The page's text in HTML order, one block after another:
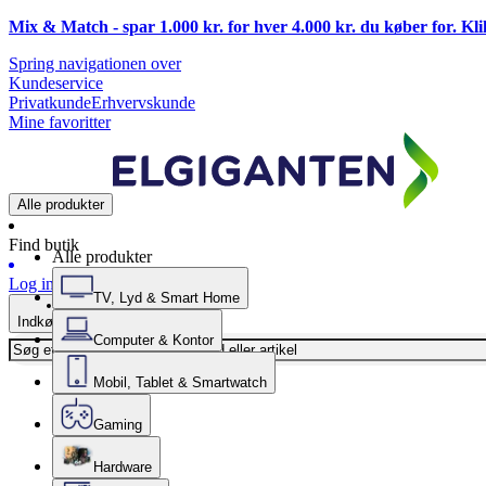
Mix & Match - spar 1.000 kr. for hver 4.000 kr. du køber for.
Spring navigationen over
Kundeservice
PrivatkundeErhvervskunde
Mine favoritter
Alle produkter
Find butik
Log ind
Indkøbskurv
Alle produkter
TV, Lyd & Smart Home
Computer & Kontor
Mobil, Tablet & Smartwatch
Gaming
Hardware